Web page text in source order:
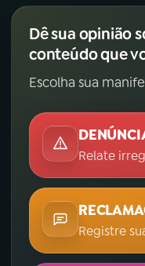
Dê sua opinião
conteúdo que
Escolha sua
Relate
Registre